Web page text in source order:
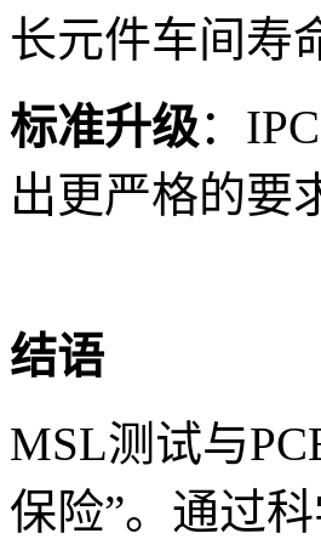
长元件车间寿
标准升级：
出更严格的要
结语
MSL测试与
保险”。通过